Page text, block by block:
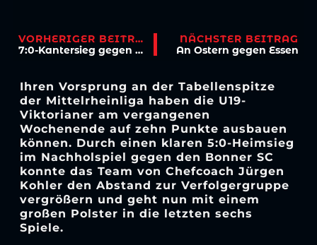
VORHERIGER BEITRAG
7:0-Kantersieg gegen Herkenrath – Bunjaku trifft fünffach
NÄCHSTER BEITRAG
An Ostern gegen Essen
Ihren Vorsprung an der Tabellenspitze
der Mittelrheinliga haben die U19-
Viktorianer am vergangenen
Wochenende auf zehn Punkte ausbauen
können. Durch einen klaren 5:0-Heimsieg
im Nachholspiel gegen den Bonner SC
konnte das Team von Chefcoach Jürgen
Kohler den Abstand zur Verfolgergruppe
vergrößern und geht nun mit einem
großen Polster in die letzten sechs
Spiele.